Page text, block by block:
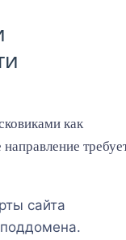
как
сайта